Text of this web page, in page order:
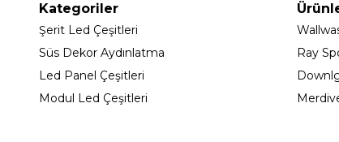
Kategoriler
Şerit Led Çeşitleri
Süs Dekor Aydınlatma
Led Panel Çeşitleri
Modul Led Çeşitleri
Ray